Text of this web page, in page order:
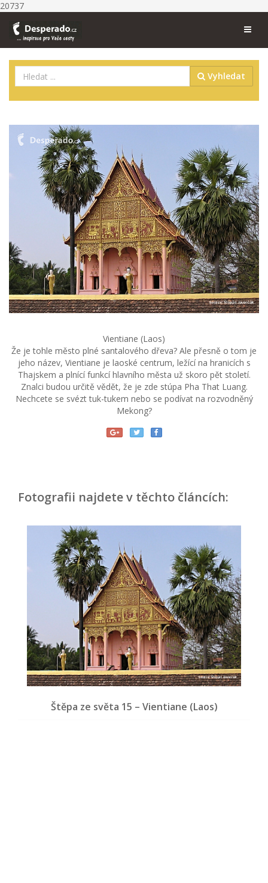
20737
Vyhledat
Vientiane (Laos)
Že je tohle město plné santalového dřeva? Ale přesně o tom je
jeho název, Vientiane je laoské centrum, ležící na hranicích s
Thajskem a plnící funkcí hlavního města už skoro pět století.
Znalci budou určitě vědět, že je zde stúpa Pha That Luang.
Nechcete se svézt tuk-tukem nebo se podívat na rozvodněný
Mekong?
Fotografii najdete v těchto článcích:
Štěpa ze světa 15 – Vientiane (Laos)